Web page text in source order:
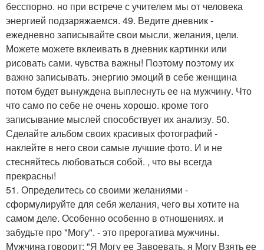
бесспорно. но при встрече с учителем мы от человека
энергией подзаряжаемся. 49. Ведите дневник -
ежедневно записывайте свои мысли, желания, цели.
Можете можете вклеивать в дневник картинки или
рисовать сами. чувства важны! Поэтому поэтому их
важно записывать. энергию эмоций в себе женщина
потом будет вынуждена выплеснуть ее на мужчину. Что
что само по себе не очень хорошо. кроме того
записывание мыслей способствует их анализу. 50.
Сделайте альбом своих красивых фотографий -
наклейте в него свои самые лучшие фото. И и не
стесняйтесь любоваться собой. , что вы всегда
прекрасны!
51. Определитесь со своими желаниями -
сформулируйте для себя желания, чего вы хотите на
самом деле. Особенно особенно в отношениях. и
забудьте про "Могу". - это прерогатива мужчины.
Мужчина говорит: "Я Могу ее Завоевать, я Могу Взять ее